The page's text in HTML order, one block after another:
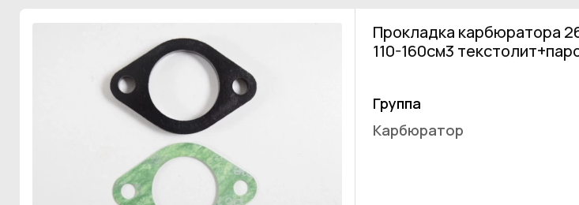
Прокладка карбюратора
110-160см3
Группа
Карбюратор